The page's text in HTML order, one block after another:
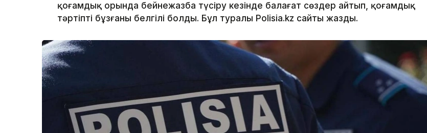
қоғамдық орында бейнежазба түсіру кезінде балағат сөздер айтып, қоғамдық
тәртіпті бұзғаны белгілі болды. Бұл туралы Polisia.kz сайты жазды.